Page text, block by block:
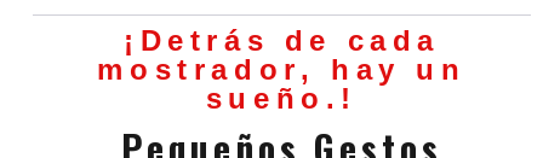
¡Detrás de cada
mostrador, hay un
sueño.!